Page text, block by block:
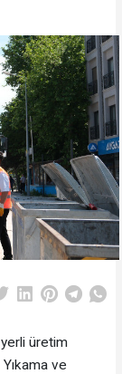
üretim
ve